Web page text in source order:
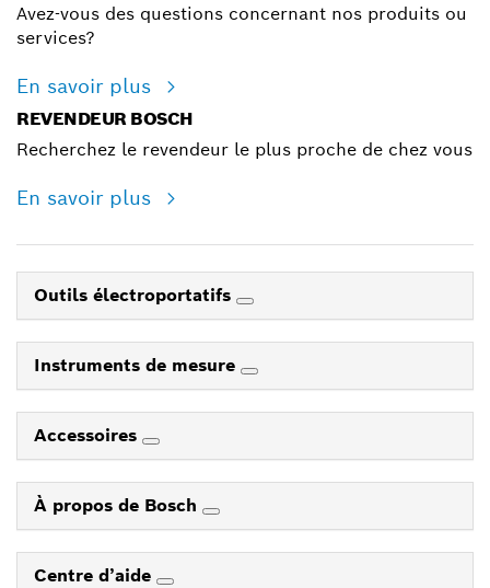
Avez-vous des questions concernant nos produits ou
services?
En savoir plus
REVENDEUR BOSCH
Recherchez le revendeur le plus proche de chez vous
En savoir plus
Outils électroportatifs
Instruments de mesure
Accessoires
À propos de Bosch
Centre d’aide